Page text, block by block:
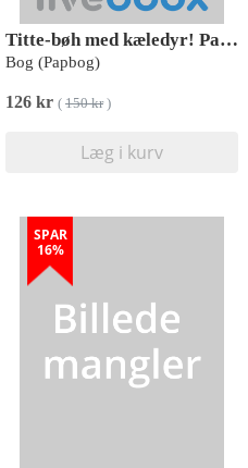
Titte-bøh med kæledyr! Papbog med 5 skønne lyde
Bog (Papbog)
126 kr ( 150 kr)
Læg i kurv
SPAR
16%